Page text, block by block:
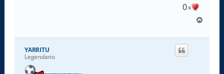
0x
r
YARRITU
Legendario